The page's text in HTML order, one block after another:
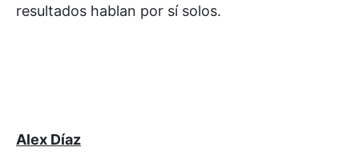
resultados hablan por sí solos.
Alex Díaz